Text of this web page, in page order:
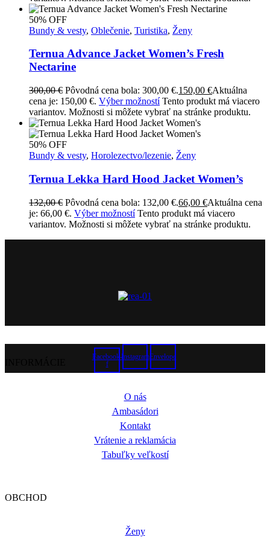
50% OFF
Bundy & vesty, Oblečenie, Turistika, Ženy
Ternua Advance Jacket Women’s Fresh
Nectarine
300,00€ Pôvodná cena bola: 300,00 €.150,00 €Aktuálna
cena je: 150,00 €. Výber možností Tento produkt má viacero
variantov. Možnosti si môžete vybrať na stránke produktu.
50% OFF
Bundy & vesty, Horolezectvo/lezenie, Ženy
Ternua Lekka Hard Hood Jacket Women’s
132,00€ Pôvodná cena bola: 132,00 €.66,00 €Aktuálna cena
je: 66,00 €. Výber možností Tento produkt má viacero
variantov. Možnosti si môžete vybrať na stránke produktu.
Facebook-
f
InstagramEnvelope
O nás
Ambasádori
Kontakt
Vrátenie a reklamácia
Tabuľky veľkostí
OBCHOD
Ženy